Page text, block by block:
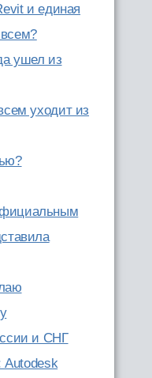
и единая
ушел из
уходит из
и СНГ
Autodesk